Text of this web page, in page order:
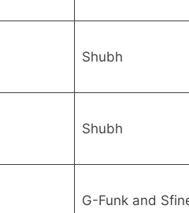
Shubh
Shubh
G-Funk and